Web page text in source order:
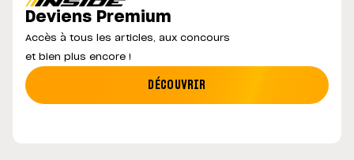
Deviens Premium
Accès à tous les articles, aux concours
et bien plus encore !
DÉCOUVRIR